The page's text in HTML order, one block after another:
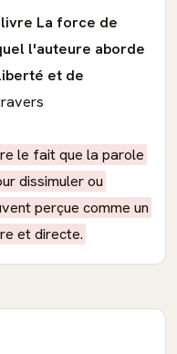
La force de
l'auteure aborde
et de
le fait que la parole
dissimuler ou
perçue comme un
et directe.